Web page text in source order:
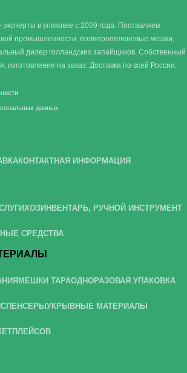
в упаковке с 2009 года. Поставляем
промышленности, полипропиленовые мешки,
дилер голландских запайщиков. Собственный
изготовление на заказ. Доставка по всей России.
данных
КОНТАКТНАЯ ИНФОРМАЦИЯ
ХОЗИНВЕНТАРЬ, РУЧНОЙ ИНСТРУМЕНТ
СРЕДСТВА
МЕШКИ ТАРАОДНОРАЗОВАЯ УПАКОВКА
УКРЫВНЫЕ МАТЕРИАЛЫ